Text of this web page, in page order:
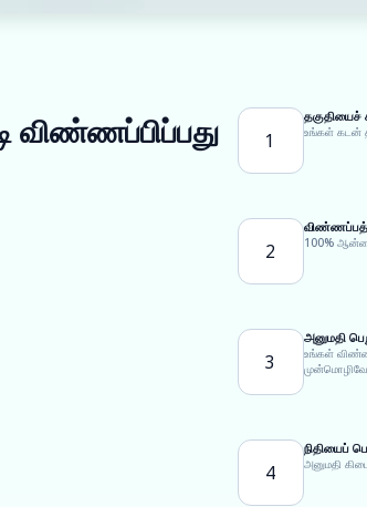
விண்ணப்பிப்பது 1
தகுதியைச்
உங்கள் கடன்
2 100%
3
அனுமதி
உங்கள்
4
நிதியைப்
அனுமதி